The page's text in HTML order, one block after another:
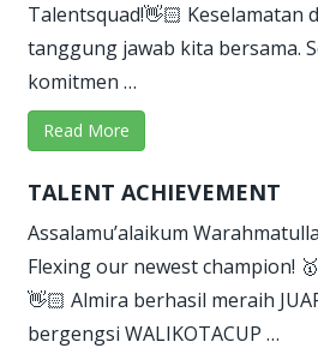
Talentsquad!👋🏻 Keselamatan
tanggung jawab kita bersama.
komitmen …
Read More
TALENT ACHIEVEMENT
Assalamu’alaikum
Flexing our newest champion!
👋🏻 Almira berhasil meraih
bergengsi WALIKOTACUP …